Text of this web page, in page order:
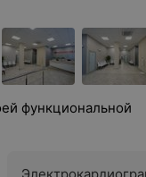
функциональной